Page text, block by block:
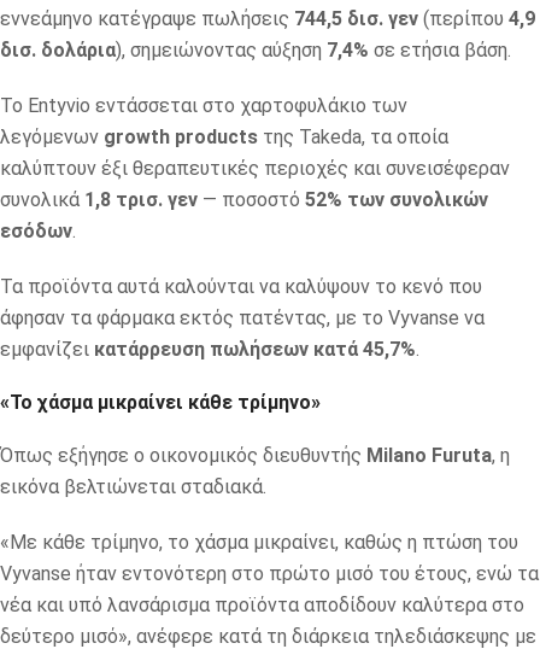
εννεάμηνο κατέγραψε πωλήσεις 744,5 δισ. γεν (περίπου 4,9
δισ. δολάρια), σημειώνοντας αύξηση 7,4% σε ετήσια βάση.
Το Entyvio εντάσσεται στο χαρτοφυλάκιο των
λεγόμενων growth products της Takeda, τα οποία
καλύπτουν έξι θεραπευτικές περιοχές και συνεισέφεραν
συνολικά 1,8 τρισ. γεν — ποσοστό 52% των συνολικών
εσόδων
Τα προϊόντα αυτά καλούνται να καλύψουν το κενό που
άφησαν τα φάρμακα εκτός πατέντας, με το Vyvanse να
εμφανίζει κατάρρευση πωλήσεων κατά 45,7%
«Το χάσμα μικραίνει κάθε τρίμηνο»
Όπως εξήγησε ο οικονομικός διευθυντής Milano Furuta, η
εικόνα βελτιώνεται σταδιακά.
«Με κάθε τρίμηνο, το χάσμα μικραίνει, καθώς η πτώση του
Vyvanse ήταν εντονότερη στο πρώτο μισό του έτους, ενώ τα
νέα και υπό λανσάρισμα προϊόντα αποδίδουν καλύτερα στο
δεύτερο μισό», ανέφερε κατά τη διάρκεια τηλεδιάσκεψης με